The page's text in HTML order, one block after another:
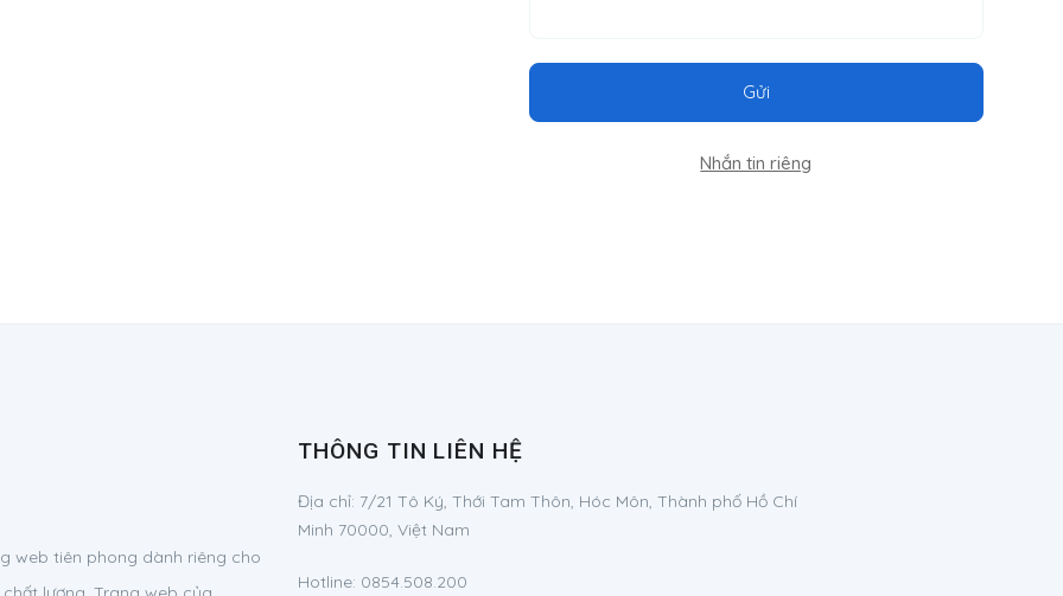
Gửi
Nhắn tin riêng
web tiên phong dành riêng cho
THÔNG TIN LIÊN HỆ
Địa chỉ: 7/21 Tô Ký, Thới Tam Thôn, Hóc Môn, Thành phố Hồ Chí
Minh 70000, Việt Nam
Hotline: 0854.508.200